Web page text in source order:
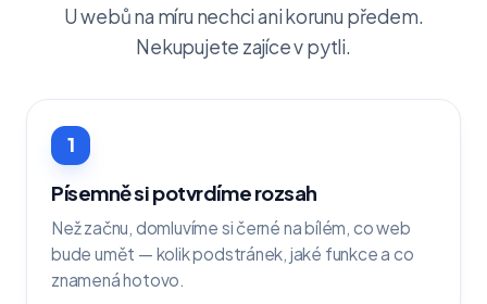
U webů na míru nechci ani korunu předem.
Nekupujete zajíce v pytli.
1
Písemně si potvrdíme rozsah
Než začnu, domluvíme si černé na bílém, co web
bude umět — kolik podstránek, jaké funkce a co
znamená hotovo.